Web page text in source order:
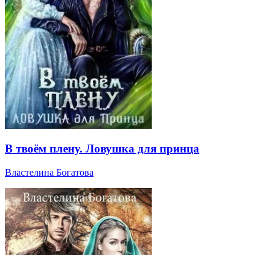
В твоём плену. Ловушка для принца
Властелина Богатова